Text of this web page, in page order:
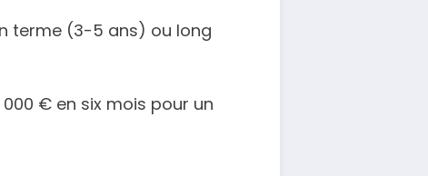
terme (3-5 ans) ou long
000 € en six mois pour un